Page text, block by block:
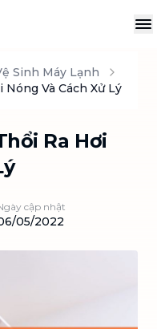
Sinh Máy Lạnh
Nóng Và Cách Xử Lý
Ra Hơi
cập nhật
05/2022